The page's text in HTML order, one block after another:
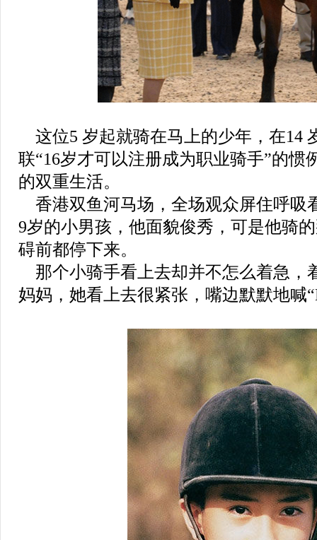
这位5 岁起就骑在马上的少年，在14
联“16岁才可以注册成为职业骑手”的惯
的双重生活。
香港双鱼河马场，全场观众屏住呼吸
9岁的小男孩，他面貌俊秀，可是他骑
碍前都停下来。
那个小骑手看上去却并不怎么着急，
妈妈，她看上去很紧张，嘴边默默地喊